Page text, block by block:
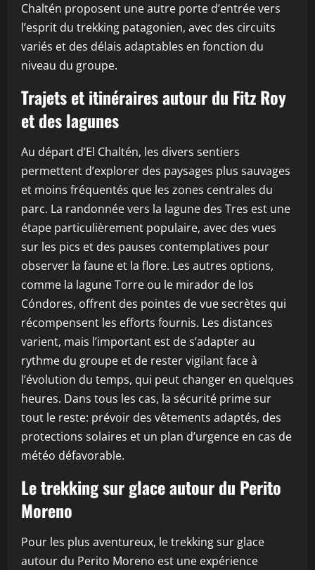
Chaltén proposent une autre porte d’entrée vers
l’esprit du trekking patagonien, avec des circuits
variés et des délais adaptables en fonction du
niveau du groupe.
Trajets et itinéraires autour du Fitz Roy
et des lagunes
Au départ d’El Chaltén, les divers sentiers
permettent d’explorer des paysages plus sauvages
et moins fréquentés que les zones centrales du
parc. La randonnée vers la lagune des Tres est une
étape particulièrement populaire, avec des vues
sur les pics et des pauses contemplatives pour
observer la faune et la flore. Les autres options,
comme la lagune Torre ou le mirador de los
Cóndores, offrent des pointes de vue secrètes qui
récompensent les efforts fournis. Les distances
varient, mais l’important est de s’adapter au
rythme du groupe et de rester vigilant face à
l’évolution du temps, qui peut changer en quelques
heures. Dans tous les cas, la sécurité prime sur
tout le reste: prévoir des vêtements adaptés, des
protections solaires et un plan d’urgence en cas de
météo défavorable.
Le trekking sur glace autour du Perito
Moreno
Pour les plus aventureux, le trekking sur glace
autour du Perito Moreno est une expérience